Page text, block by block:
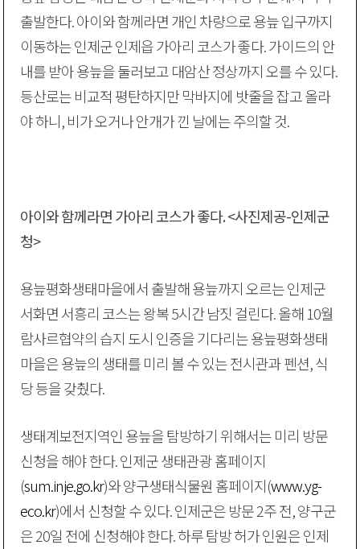
출발한다. 아이와 함께라면 개인 차량으로 용늪 입구까지
이동하는 인제군 인제읍 가아리 코스가 좋다. 가이드의 안
내를 받아 용늪을 둘러보고 대암산 정상까지 오를 수 있다.
등산로는 비교적 평탄하지만 막바지에 밧줄을 잡고 올라
야 하니, 비가 오거나 안개가 낀 날에는 주의할 것.
아이와 함께라면 가아리 코스가 좋다. <사진제공-인제군
청>
용늪평화생태마을에서 출발해 용늪까지 오르는 인제군
서화면 서흥리 코스는 왕복 5시간 남짓 걸린다. 올해 10월
람사르협약의 습지 도시 인증을 기다리는 용늪평화생태
마을은 용늪의 생태를 미리 볼 수 있는 전시관과 펜션, 식
당 등을 갖췄다.
생태계보전지역인 용늪을 탐방하기 위해서는 미리 방문
신청을 해야 한다. 인제군 생태관광 홈페이지
(sum.inje.go.kr)와 양구생태식물원 홈페이지(www.yg-
eco.kr)에서 신청할 수 있다. 인제군은 방문 2주 전, 양구군
은 20일 전에 신청해야 한다. 하루 탐방 허가 인원은 인제